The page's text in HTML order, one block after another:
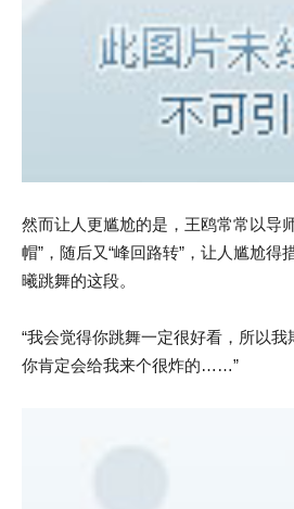
然而让人更尴尬的是，王鸥常常以导
帽”，随后又“峰回路转”，让人尴尬得
曦跳舞的这段。
“我会觉得你跳舞一定很好看，所以
你肯定会给我来个很炸的……”